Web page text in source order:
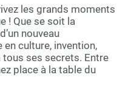
les grands moments
! Que se soit la
nouveau
culture, invention,
ses secrets. Entre
place à la table du